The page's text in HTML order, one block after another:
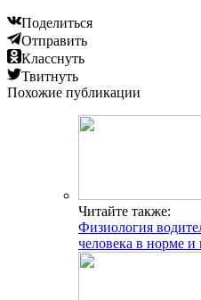
Поделиться
Отправить
Класснуть
Твитнуть
Похожие публикации
Читайте также:
Физиология
человека в норме и